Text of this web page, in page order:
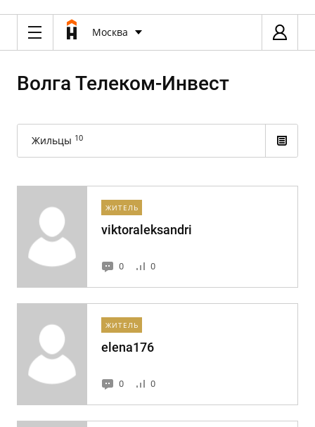
Москва
Волга Телеком-Инвест
Жильцы 10
ЖИТЕЛЬ
viktoraleksandri
0 0
ЖИТЕЛЬ
elena176
0 0